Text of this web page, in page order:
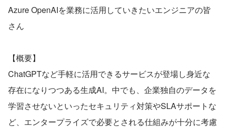
Azure OpenAIを業務に活用していきたいエンジニアの皆
さん
【概要】
ChatGPTなど手軽に活用できるサービスが登場し身近な
存在になりつつある生成AI。中でも、企業独自のデータを
学習させないといったセキュリティ対策やSLAサポートな
ど、エンタープライズで必要とされる仕組みが十分に考慮